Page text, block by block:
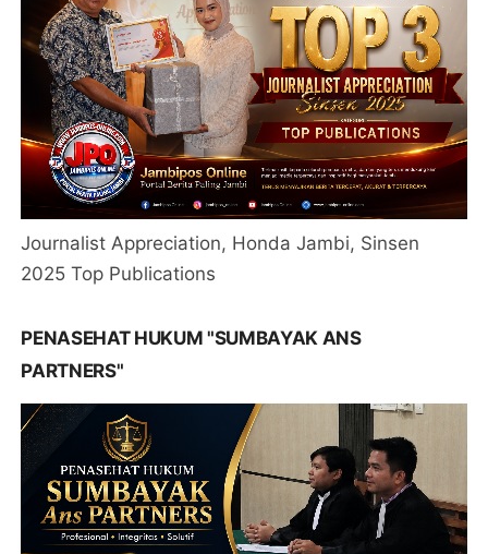
Journalist Appreciation, Honda Jambi, Sinsen
2025 Top Publications
PENASEHAT HUKUM "SUMBAYAK ANS
PARTNERS"